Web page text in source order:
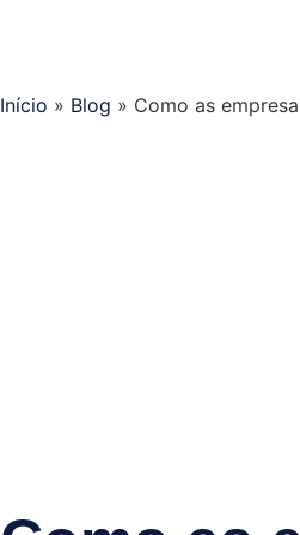
Início » Blog » Como as